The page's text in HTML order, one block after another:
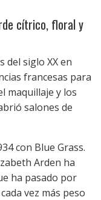
cítrico, floral y
del siglo XX en
francesas para
maquillaje y los
salones de
con Blue Grass.
Arden ha
ha pasado por
vez más peso